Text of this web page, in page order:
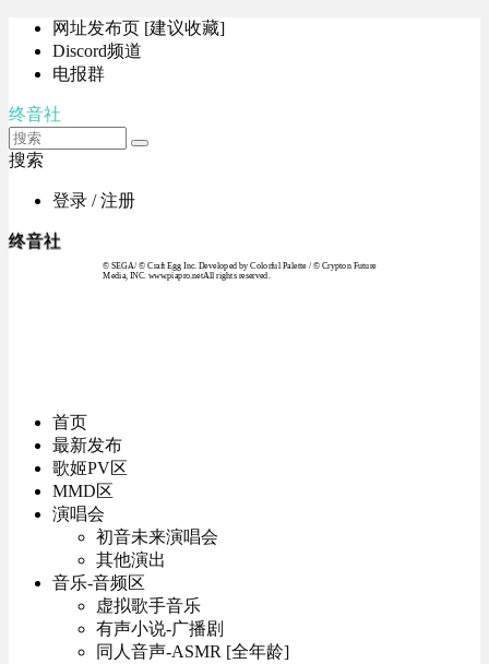
网址发布页 [建议收藏]
Discord频道
电报群
终音社
搜索
登录 / 注册
终音社
© SEGA / © Craft Egg Inc. Developed by Colorful Palette / © Crypton Future
Media, INC. www.piapro.netAll rights reserved.
首页
最新发布
歌姬PV区
MMD区
演唱会
初音未来演唱会
其他演出
音乐-音频区
虚拟歌手音乐
有声小说-广播剧
同人音声-ASMR [全年龄]